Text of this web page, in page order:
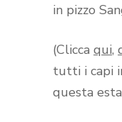
in pizzo
(Clicca qui,
tutti i capi
questa